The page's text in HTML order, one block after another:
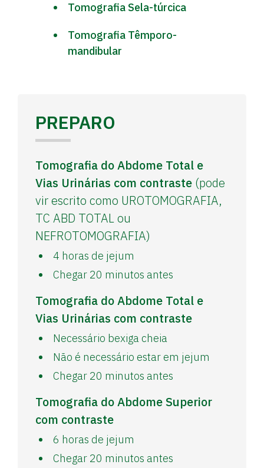
Tomografia Sela-túrcica
Tomografia Têmporo-
mandibular
PREPARO
Tomografia do Abdome Total e
Vias Urinárias com contraste (pode
vir escrito como UROTOMOGRAFIA,
TC ABD TOTAL ou
NEFROTOMOGRAFIA)
4 horas de jejum
Chegar 20 minutos antes
Tomografia do Abdome Total e
Vias Urinárias com contraste
Necessário bexiga cheia
Não é necessário estar em jejum
Chegar 20 minutos antes
Tomografia do Abdome Superior
com contraste
6 horas de jejum
Chegar 20 minutos antes